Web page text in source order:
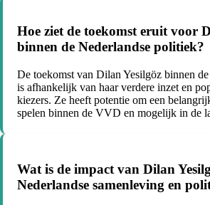
Hoe ziet de toekomst eruit voor
binnen de Nederlandse politiek?
De toekomst van Dilan Yesilgöz binnen
is afhankelijk van haar verdere inzet en
kiezers. Ze heeft potentie om een
spelen binnen de VVD en mogelijk in de
Wat is de impact van Dilan
Nederlandse samenleving en